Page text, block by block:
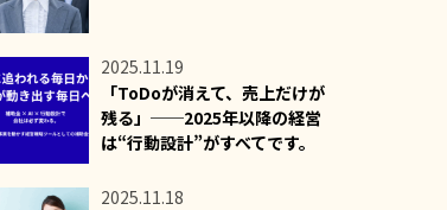
2025.11.19
「ToDoが消えて、売上だけが
残る」──2025年以降の経営
は“行動設計”がすべてです。
2025.11.18